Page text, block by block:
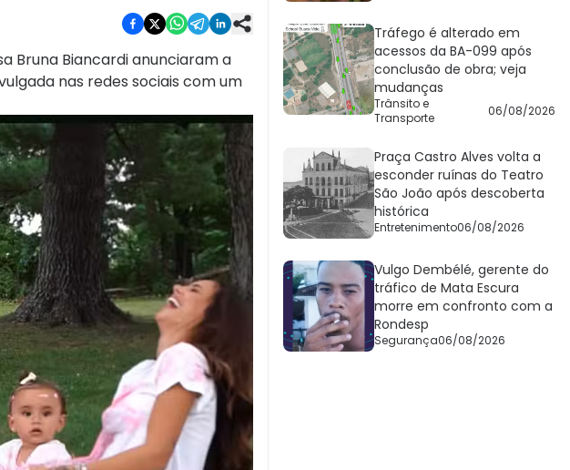
Bruna Biancardi anunciaram a
nas redes sociais com um
Tráfego é alterado em
acessos da BA-099 após
conclusão de obra; veja
mudanças
Trânsito e
Transporte
06/08/2026
Praça Castro Alves volta a
esconder ruínas do Teatro
São João após descoberta
histórica
Entretenimento06/08/2026
Vulgo Dembélé, gerente do
tráfico de Mata Escura
morre em confronto com a
Rondesp
Segurança06/08/2026